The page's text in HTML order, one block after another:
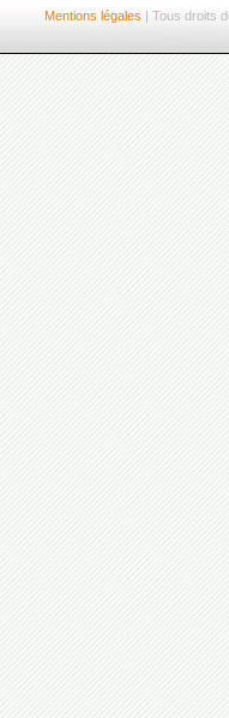
Mentions légales | Tous droits